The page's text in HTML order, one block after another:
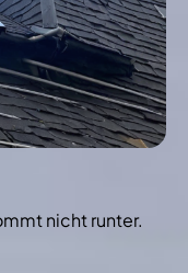
nicht runter.